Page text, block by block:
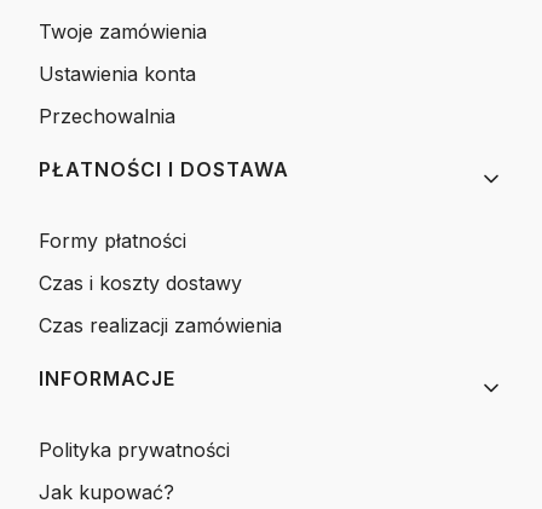
Twoje zamówienia
Ustawienia konta
Przechowalnia
PŁATNOŚCI I DOSTAWA
Formy płatności
Czas i koszty dostawy
Czas realizacji zamówienia
INFORMACJE
Polityka prywatności
Jak kupować?